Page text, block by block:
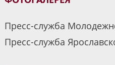
Пресс-служба
Пресс-служба